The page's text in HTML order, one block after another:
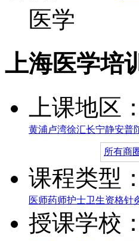
医学
上海医学培
上课地区：
黄浦卢湾徐汇长宁静安普
所有商
课程类型：
医师药师护士卫生资格针
授课学校：